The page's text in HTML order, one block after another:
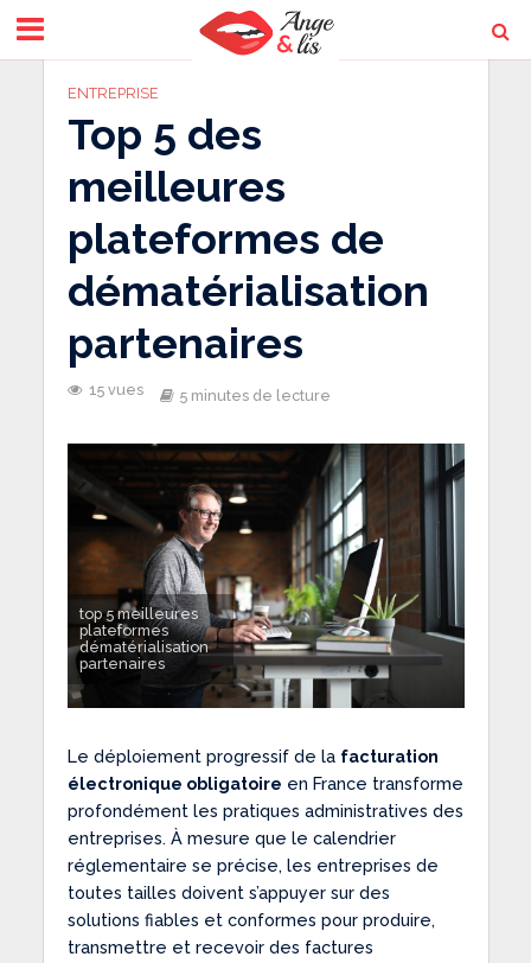
ENTREPRISE
Top 5 des
meilleures
plateformes de
dématérialisation
partenaires
15 vues 5 minutes de lecture
top 5 meilleures
plateformes
dématérialisation
partenaires
Le déploiement progressif de la facturation
électronique obligatoire en France transforme
profondément les pratiques administratives des
entreprises. À mesure que le calendrier
réglementaire se précise, les entreprises de
toutes tailles doivent s’appuyer sur des
solutions fiables et conformes pour produire,
transmettre et recevoir des factures